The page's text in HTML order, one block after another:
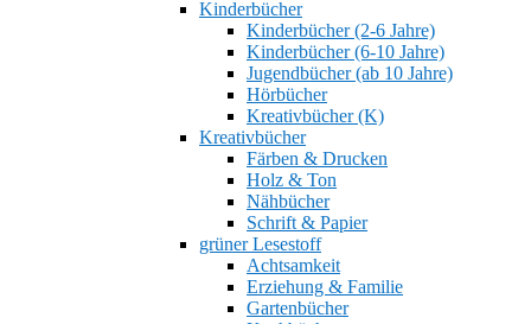
Kinderbücher
Kinderbücher (2-6 Jahre)
Kinderbücher (6-10 Jahre)
Jugendbücher (ab 10 Jahre)
Hörbücher
Kreativbücher (K)
Kreativbücher
Färben & Drucken
Holz & Ton
Nähbücher
Schrift & Papier
grüner Lesestoff
Achtsamkeit
Erziehung & Familie
Gartenbücher